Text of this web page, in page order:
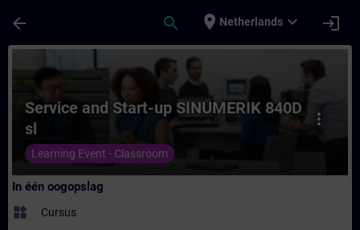
arrow_back search place Netherlands expand_more login
Cursus - Service and Start-up
more_vert
Service and Start-up SINUMERIK 840D
sl
Learning Event - Classroom
In één oogopslag
widgets Cursus